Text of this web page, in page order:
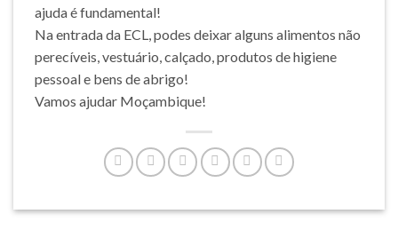
ajuda é fundamental!
Na entrada da ECL, podes deixar alguns alimentos não
perecíveis, vestuário, calçado, produtos de higiene
pessoal e bens de abrigo!
Vamos ajudar Moçambique!